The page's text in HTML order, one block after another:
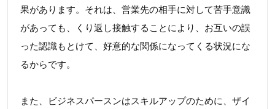
果があります。それは、営業先の相手に対して苦手意識
があっても、くり返し接触することにより、お互いの誤
った認識もとけて、好意的な関係になってくる状況にな
るからです。
また、ビジネスパースンはスキルアップのために、ザイ